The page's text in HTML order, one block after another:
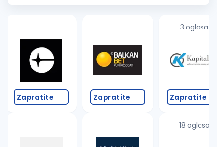
dozvola B kategorije (aktivan vozač)...
Zapratite Zapratite
3 oglasa
Zapratite
18 oglasa